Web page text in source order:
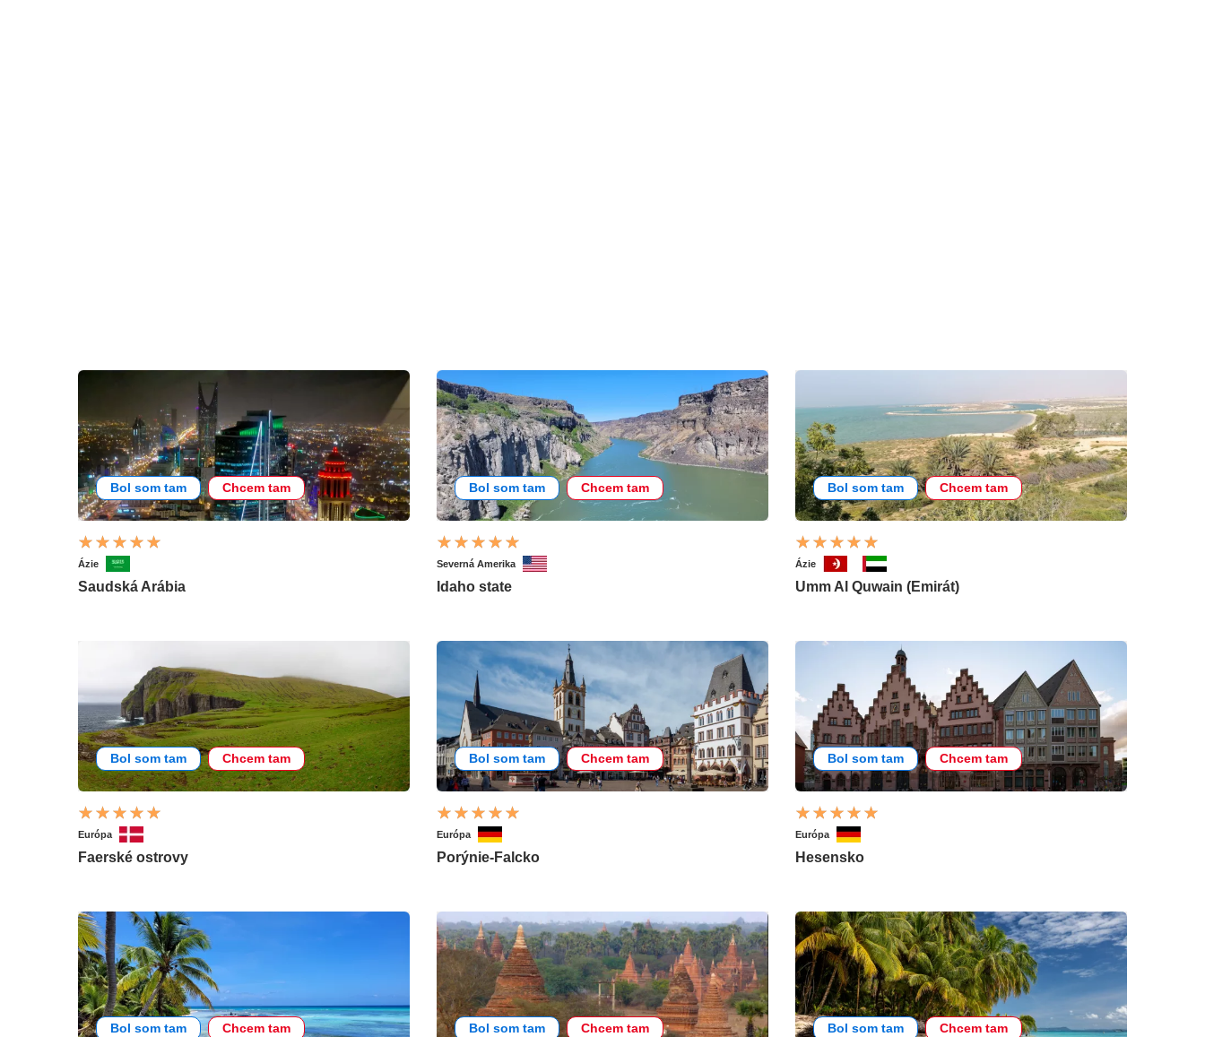
Bol som tam Chcem tam
Ázie
Saudská Arábia
Bol som tam Chcem tam
Severná Amerika
Idaho state
Bol som tam Chcem tam
Ázie
Umm Al Quwain (Emirát)
Bol som tam Chcem tam
Európa
Faerské ostrovy
Bol som tam Chcem tam
Európa
Porýnie-Falcko
Bol som tam Chcem tam
Európa
Hesensko
Bol som tam Chcem tam Bol som tam Chcem tam Bol som tam Chcem tam